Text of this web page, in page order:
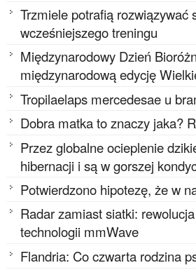
Trzmiele potrafią
wcześniejszego treningu
Międzynarodowy Dzień
międzynarodową edycję
Tropilaelaps mercedesae u
Dobra matka to znaczy jaka?
Przez globalne ocieplenie
hibernacji i są w gorszej
Potwierdzono hipotezę, że w
Radar zamiast siatki:
technologii mmWave
Flandria: Co czwarta rodzina